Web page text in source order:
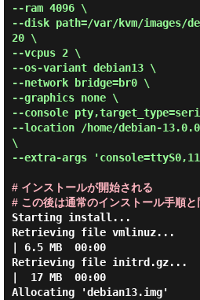
--ram 4096 \
--disk path=/var/kvm/images/
20 \
--vcpus 2 \
--os-variant debian13 \
--network bridge=br0 \
--graphics none \
--console
--location /home/debian-
\
--extra-args
# インストールが開始される
# この後は通常のインストール手順と
Starting install...
Retrieving file vmlinuz...
| 6.5 MB  00:00
Retrieving file initrd.gz...
|  17 MB  00:00
Allocating 'debian13.img'